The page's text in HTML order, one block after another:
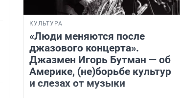
КУЛЬТУРА
«Люди меняются после
джазового концерта».
Джазмен Игорь Бутман — об
Америке, (не)борьбе культур
и слезах от музыки